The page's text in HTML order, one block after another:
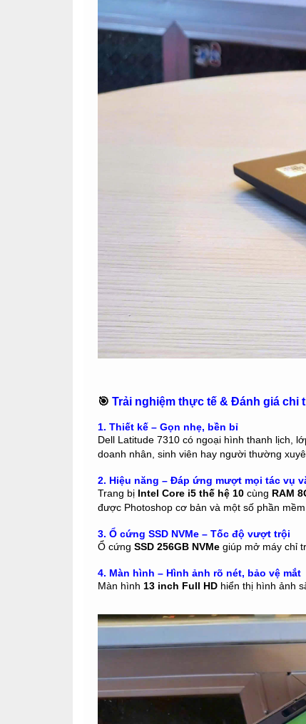
🎯 Trải nghiệm thực tế & Đánh giá chi
1. Thiết kế – Gọn nhẹ, bền bỉ
Dell Latitude 7310 có ngoại hình thanh lịch,
doanh nhân, sinh viên hay người thường
2. Hiệu năng – Đáp ứng mượt mọi tác vụ
Trang bị Intel Core i5 thế hệ 10 cùng RAM
được Photoshop cơ bản và một số phần
3. Ổ cứng SSD NVMe – Tốc độ vượt trội
Ổ cứng SSD 256GB NVMe giúp mở máy chỉ
4. Màn hình – Hình ảnh rõ nét, bảo vệ mắt
Màn hình 13 inch Full HD hiển thị hình ảnh